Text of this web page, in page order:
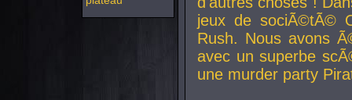
jeux de sociÃ©tÃ©
Rush. Nous avons
avec un superbe
une murder party